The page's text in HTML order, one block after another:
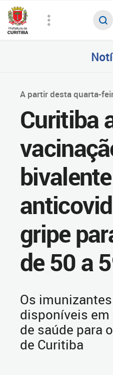
A partir desta quarta-
Curitiba
bivalente
gripe
de 50 a
Os
disponíveis
de saúde para
de Curitiba